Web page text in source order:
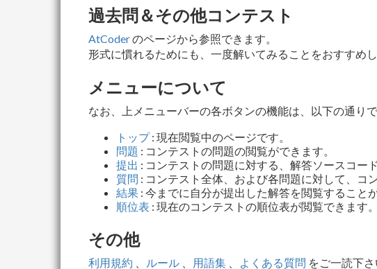
過去問＆その他コンテスト
AtCoderのページから参照できます。
形式に慣れるためにも、一度解いてみることをおすすめし
メニューについて
なお、上メニューバーの各ボタンの機能は、以下の通りで
トップ: 現在閲覧中のページです。
問題 : コンテストの問題の閲覧ができます。
提出 : コンテストの問題に対する、解答ソースコー
質問 : コンテスト全体、および各問題に対して、コ
結果 : 今までに自分が提出した解答を閲覧すること
順位表 : 現在のコンテストの順位表が閲覧できます。
その他
利用規約 ルール 用語集 よくある質問 をご一読下さ